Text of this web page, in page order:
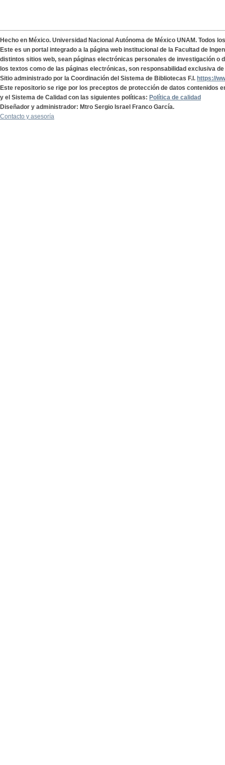
Hecho en México. Universidad Nacional Autónoma de México UNAM. Todos
Este es un portal integrado a la página web institucional de la Facultad de
distintos sitios web, sean páginas electrónicas personales de investigación o
los textos como de las páginas electrónicas, son responsabilidad exclusiva
Sitio administrado por la Coordinación del Sistema de Bibliotecas F.I. https://
Este repositorio se rige por los preceptos de protección de datos contenidos
y el Sistema de Calidad con las siguientes políticas: Política de calidad
Diseñador y administrador: Mtro Sergio Israel Franco García.
Contacto y asesoría